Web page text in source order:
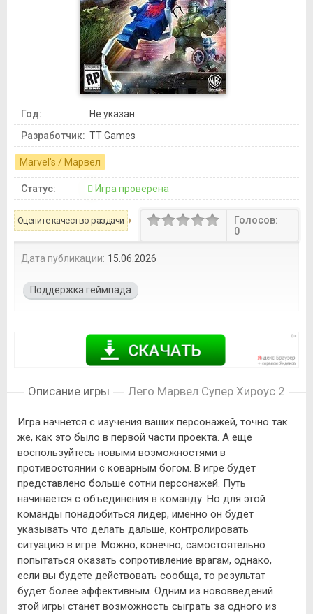
Год:
Не указан
Разработчик: TT Games
Marvel's / Марвел
Статус: Игра проверена
Оцените качество раздачи
Голосов:
0
Дата публикации: 15.06.2026
Поддержка геймпада
Описание игры Лего Марвел Супер Хироус 2
Игра начнется с изучения ваших персонажей, точно так
же, как это было в первой части проекта. А еще
воспользуйтесь новыми возможностями в
противостоянии с коварным богом. В игре будет
представлено больше сотни персонажей. Путь
начинается с объединения в команду. Но для этой
команды понадобиться лидер, именно он будет
указывать что делать дальше, контролировать
ситуацию в игре. Можно, конечно, самостоятельно
попытаться оказать сопротивление врагам, однако,
если вы будете действовать сообща, то результат
будет более эффективным. Одним из нововведений
этой игры станет возможность сыграть за одного из